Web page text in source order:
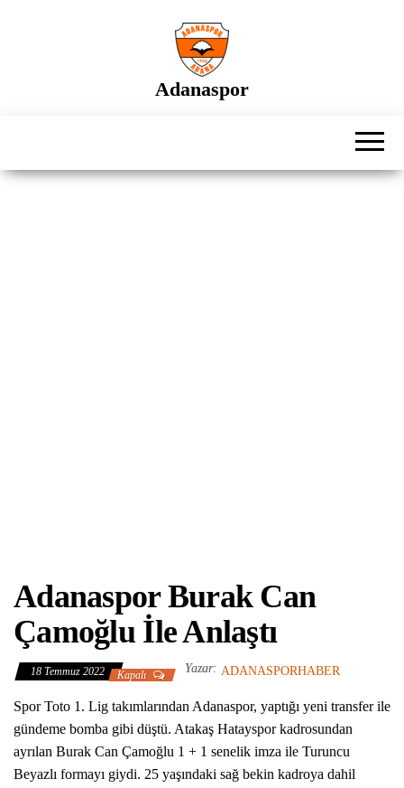
Adanaspor
Adanaspor Burak Can
Çamoğlu İle Anlaştı
18 Temmuz 2022 Kapalı Yazar: ADANASPORHABER
Spor Toto 1. Lig takımlarından Adanaspor, yaptığı yeni transfer ile
gündeme bomba gibi düştü. Atakaş Hatayspor kadrosundan
ayrılan Burak Can Çamoğlu 1 + 1 senelik imza ile Turuncu
Beyazlı formayı giydi. 25 yaşındaki sağ bekin kadroya dahil